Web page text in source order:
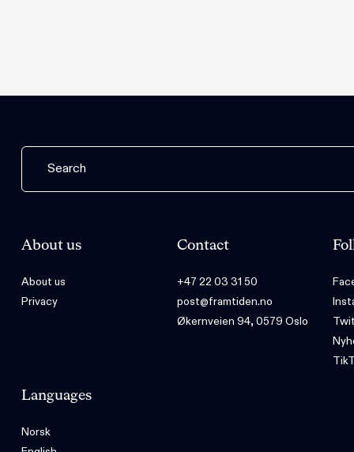
About us
About us
Privacy
Contact
+47 22 03 31 50
post@framtiden.no
Økernveien 94, 0579 Oslo
Languages
Norsk